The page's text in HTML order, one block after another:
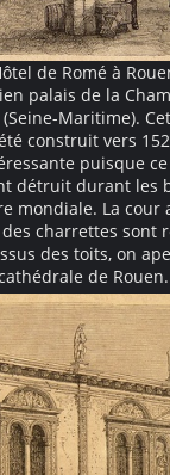
de Romé à
palais de la
Maritime).
construit vers
puisque
détruit durant les
mondiale. La
charrettes sont
des toits, on
de Rouen.